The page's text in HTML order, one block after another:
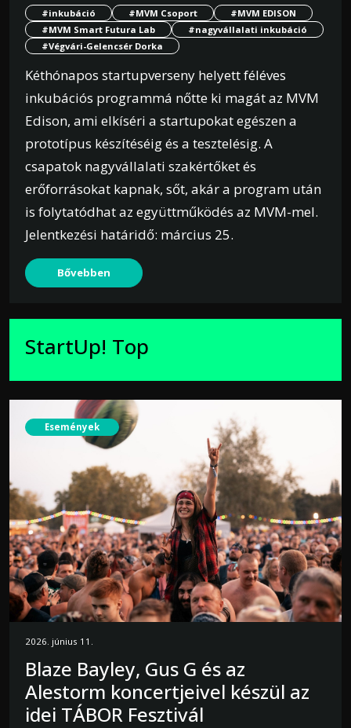
#inkubáció #MVM Csoport
#MVM EDISON
#MVM Smart Futura Lab
#nagyvállalati inkubáció
#Végvári-Gelencsér Dorka
Kéthónapos startupverseny helyett féléves
inkubációs programmá nőtte ki magát az MVM
Edison, ami elkíséri a startupokat egészen a
prototípus készítéséig és a tesztelésig. A
csapatok nagyvállalati szakértőket és
erőforrásokat kapnak, sőt, akár a program után
is folytatódhat az együttműködés az MVM-mel.
Jelentkezési határidő: március 25.
Bővebben
StartUp! Top
Események
2026. június 11.
Blaze Bayley, Gus G és az
Alestorm koncertjeivel készül az
idei TÁBOR Fesztivál